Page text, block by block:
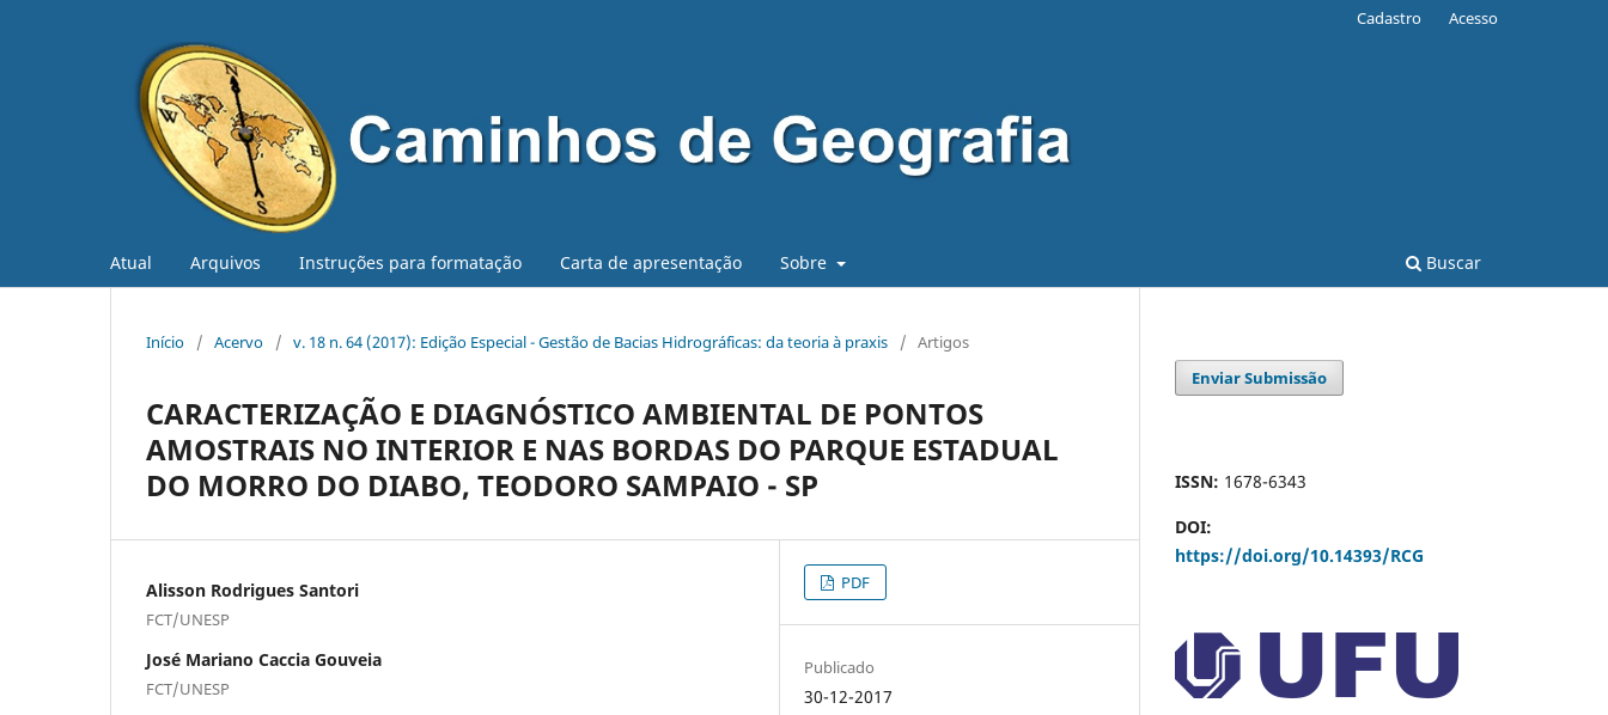
Atual Arquivos Instruções para formatação Carta de apresentação Sobre Buscar
Cadastro Acesso
Início / Acervo / v. 18 n. 64 (2017): Edição Especial - Gestão de Bacias Hidrográficas: da teoria à praxis / Artigos
CARACTERIZAÇÃO E DIAGNÓSTICO AMBIENTAL DE PONTOS
AMOSTRAIS NO INTERIOR E NAS BORDAS DO PARQUE ESTADUAL
DO MORRO DO DIABO, TEODORO SAMPAIO - SP
Alisson Rodrigues Santori
FCT/UNESP
José Mariano Caccia Gouveia
FCT/UNESP
PDF
Publicado
30-12-2017
Enviar Submissão
ISSN: 1678-6343
DOI:
https://doi.org/10.14393/RCG